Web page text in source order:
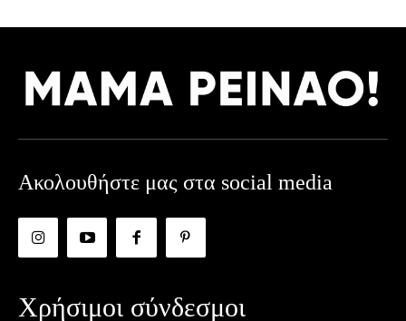
Ακολουθήστε μας στα social media
Χρήσιμοι σύνδεσμοι